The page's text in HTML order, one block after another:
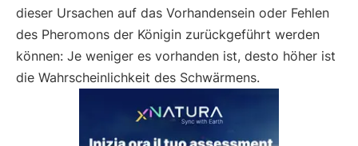
dieser Ursachen auf das Vorhandensein oder Fehlen
des Pheromons der Königin zurückgeführt werden
können: Je weniger es vorhanden ist, desto höher ist
die Wahrscheinlichkeit des Schwärmens.